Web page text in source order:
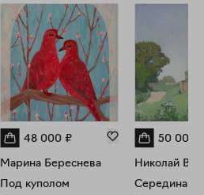
48 000 ₽
Марина Береснева
Под куполом
50 000
Николай
Середина